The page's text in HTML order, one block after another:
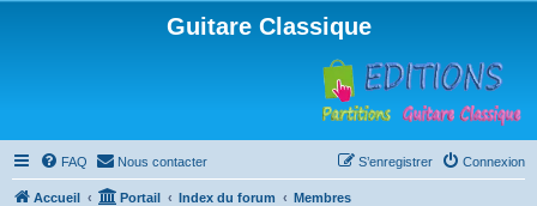
Guitare Classique
FAQ Nous contacter Connexion
S’enregistrer
Accueil Portail Index du forum Membres